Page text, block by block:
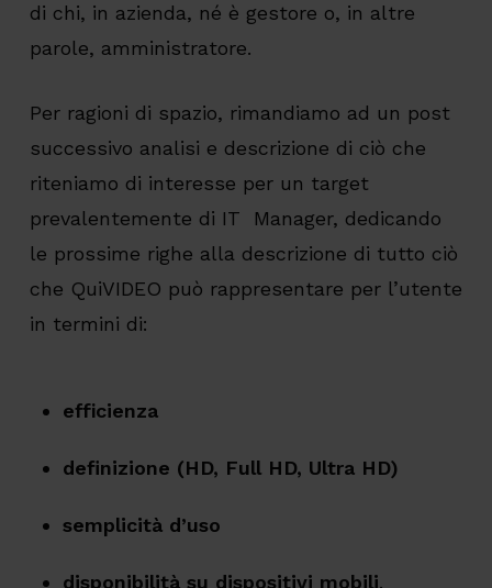
di chi, in azienda, né è gestore o, in altre
parole, amministratore.
Per ragioni di spazio, rimandiamo ad un post
successivo analisi e descrizione di ciò che
riteniamo di interesse per un target
prevalentemente di IT Manager, dedicando
le prossime righe alla descrizione di tutto ciò
che QuiVIDEO può rappresentare per l’utente
in termini di:
efficienza
definizione (HD, Full HD, Ultra HD)
semplicità d’uso
disponibilità su dispositivi mobili.